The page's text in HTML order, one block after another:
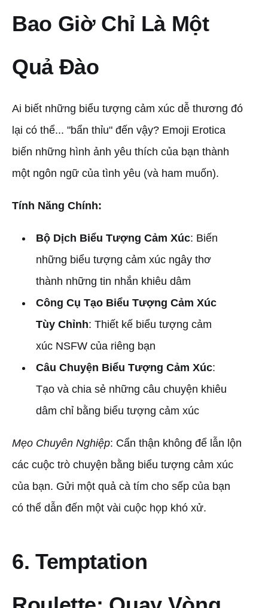
Bao Giờ Chỉ Là Một
Quả Đào
Ai biết những biểu tượng cảm xúc dễ thương đó
lại có thể... "bẩn thỉu" đến vậy? Emoji Erotica
biến những hình ảnh yêu thích của bạn thành
một ngôn ngữ của tình yêu (và ham muốn).
Tính Năng Chính:
Bộ Dịch Biểu Tượng Cảm Xúc: Biến
những biểu tượng cảm xúc ngây thơ
thành những tin nhắn khiêu dâm
Công Cụ Tạo Biểu Tượng Cảm Xúc
Tùy Chỉnh: Thiết kế biểu tượng cảm
xúc NSFW của riêng bạn
Câu Chuyện Biểu Tượng Cảm Xúc:
Tạo và chia sẻ những câu chuyện khiêu
dâm chỉ bằng biểu tượng cảm xúc
Mẹo Chuyên Nghiệp: Cẩn thận không để lẫn lộn
các cuộc trò chuyện bằng biểu tượng cảm xúc
của bạn. Gửi một quả cà tím cho sếp của bạn
có thể dẫn đến một vài cuộc họp khó xử.
6. Temptation